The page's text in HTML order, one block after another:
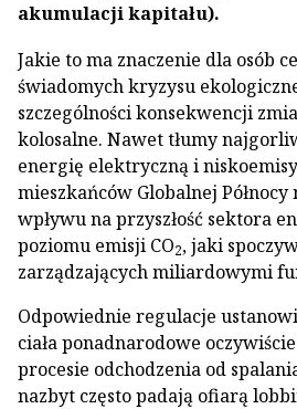
akumulacji kapitału).
Jakie to ma znaczenie dla osób
świadomych kryzysu
szczególności konsekwencji
kolosalne. Nawet tłumy
energię elektryczną i
mieszkańców Globalnej
wpływu na przyszłość sektora
poziomu emisji CO2, jaki
zarządzających miliardowymi
Odpowiednie regulacje
ciała ponadnarodowe
procesie odchodzenia od
nazbyt często padają ofiarą